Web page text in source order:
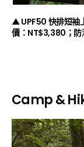
▲ UPF50 快排短袖
價： NT$3,380； 防
Camp &